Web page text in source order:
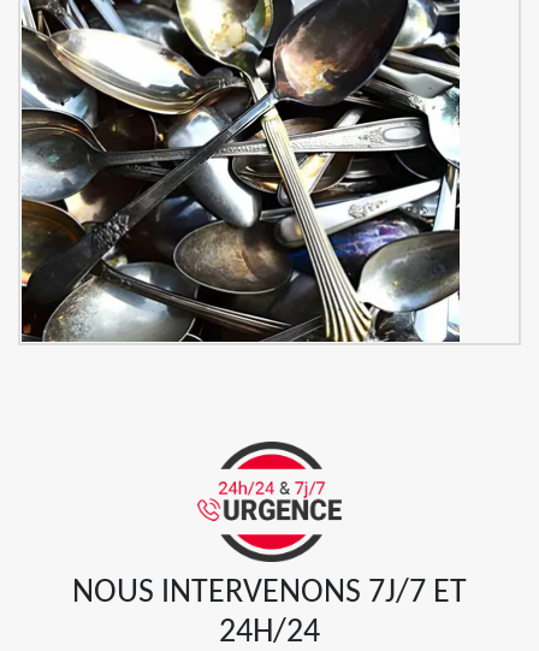
NOUS INTERVENONS 7J/7 ET
24H/24